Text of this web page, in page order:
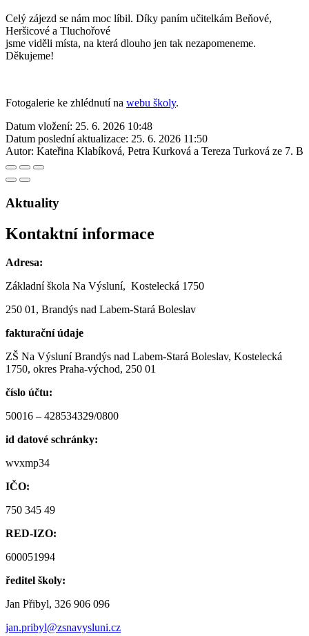
Celý zájezd se nám moc líbil. Díky paním učitelkám Beňové,
Heršicové a Tluchořové
jsme viděli místa, na která dlouho jen tak nezapomeneme.
Děkujeme!
Fotogalerie ke zhlédnutí na webu školy.
Datum vložení: 25. 6. 2026 10:48
Datum poslední aktualizace: 25. 6. 2026 11:50
Autor: Kateřina Klabíková, Petra Kurková a Tereza Turková ze 7. B
Aktuality
Kontaktní informace
Adresa:
Základní škola Na Výsluní, Kostelecká 1750
250 01, Brandýs nad Labem-Stará Boleslav
fakturační údaje
ZŠ Na Výsluní Brandýs nad Labem-Stará Boleslav, Kostelecká
1750, okres Praha-východ, 250 01
číslo účtu:
50016 – 428534329/0800
id datové schránky:
wvxmp34
IČO:
750 345 49
RED-IZO:
600051994
ředitel školy:
Jan Přibyl, 326 906 096
jan.pribyl@zsnavysluni.cz